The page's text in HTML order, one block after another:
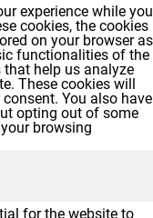
experience while you
cookies, the cookies
on your browser as
functionalities of the
that help us analyze
These cookies will
You also have
opting out of some
browsing
for the website to